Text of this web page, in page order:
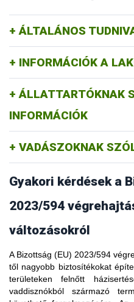
ÁLTALÁNOS
INFORMÁCIÓK A
ÁLLATTARTÓKNAK
INFORMÁCIÓK
VADÁSZOKNAK
Gyakori kérdések a
2023/594
változásokról
A Bizottság (EU) 2023/594
től nagyobb biztosítékokat
területeken felnőtt
vaddisznókból származó